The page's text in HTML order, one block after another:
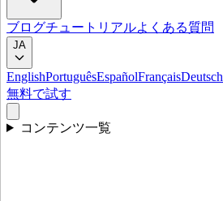
ブログチュートリアルよくある質問
JA
EnglishPortuguêsEspañolFrançaisDeutsch
無料で試す
コンテンツ一覧